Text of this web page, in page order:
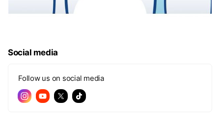
Social media
Follow us on social media